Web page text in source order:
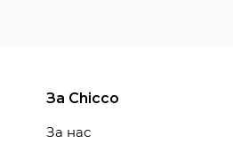
За Chicco
За нас